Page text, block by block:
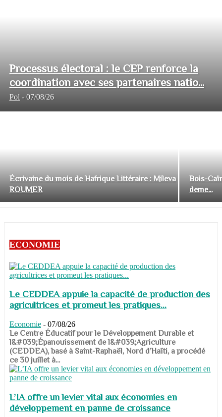
Processus électoral : le CEP renforce la
coordination avec ses partenaires natio...
Pol - 07/08/26
Écrivaine du mois de Hafrique Littéraire : Mileva
ROUMER
Bois-
deme...
ECONOMIE
Le CEDDEA appuie la capacité de production des
agricultrices et promeut les pratiques...
Economie - 07/08/26
​​​​​​​Le Centre Éducatif pour le Développement Durable et
l&#039;Épanouissement de l&#039;Agriculture
(CEDDEA), basé à Saint-Raphaël, Nord d’Haïti, a procédé
ce 30 juillet à...
L’IA offre un levier vital aux économies en
développement en panne de croissance